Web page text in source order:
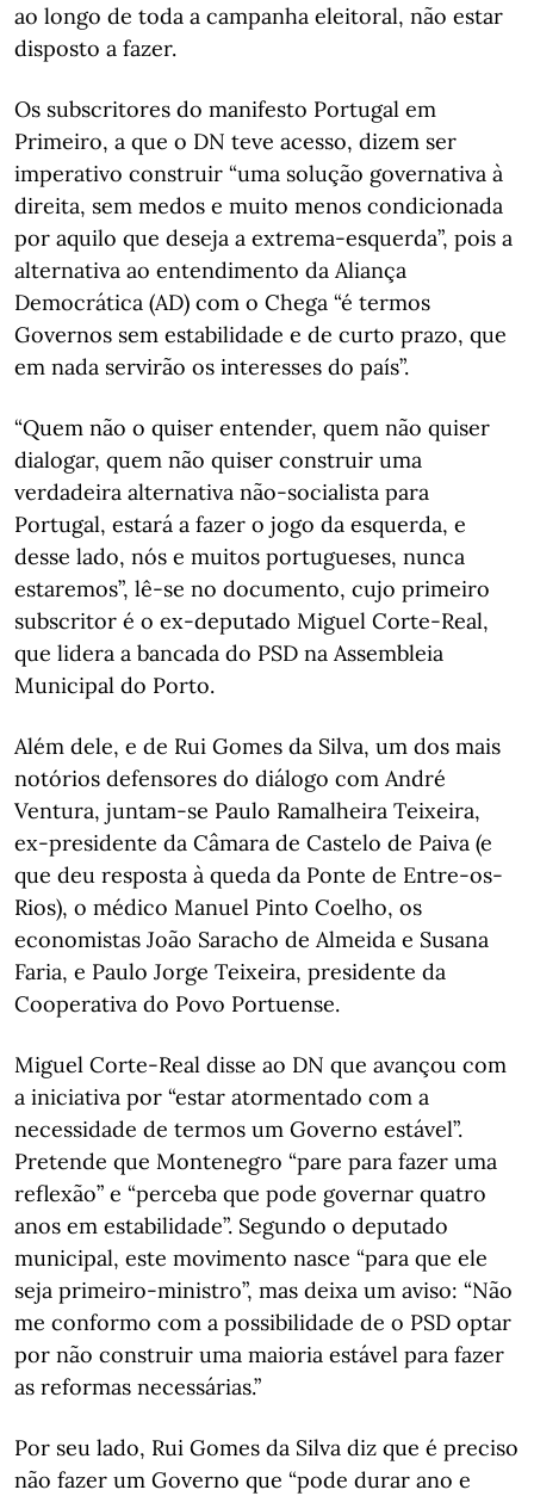
ao longo de toda a campanha eleitoral, não estar
disposto a fazer.
Os subscritores do manifesto Portugal em
Primeiro, a que o DN teve acesso, dizem ser
imperativo construir “uma solução governativa à
direita, sem medos e muito menos condicionada
por aquilo que deseja a extrema-esquerda”, pois a
alternativa ao entendimento da Aliança
Democrática (AD) com o Chega “é termos
Governos sem estabilidade e de curto prazo, que
em nada servirão os interesses do país”.
“Quem não o quiser entender, quem não quiser
dialogar, quem não quiser construir uma
verdadeira alternativa não-socialista para
Portugal, estará a fazer o jogo da esquerda, e
desse lado, nós e muitos portugueses, nunca
estaremos”, lê-se no documento, cujo primeiro
subscritor é o ex-deputado Miguel Corte-Real,
que lidera a bancada do PSD na Assembleia
Municipal do Porto.
Além dele, e de Rui Gomes da Silva, um dos mais
notórios defensores do diálogo com André
Ventura, juntam-se Paulo Ramalheira Teixeira,
ex-presidente da Câmara de Castelo de Paiva (e
que deu resposta à queda da Ponte de Entre-os-
Rios), o médico Manuel Pinto Coelho, os
economistas João Saracho de Almeida e Susana
Faria, e Paulo Jorge Teixeira, presidente da
Cooperativa do Povo Portuense.
Miguel Corte-Real disse ao DN que avançou com
a iniciativa por “estar atormentado com a
necessidade de termos um Governo estável”.
Pretende que Montenegro “pare para fazer uma
reflexão” e “perceba que pode governar quatro
anos em estabilidade”. Segundo o deputado
municipal, este movimento nasce “para que ele
seja primeiro-ministro”, mas deixa um aviso: “Não
me conformo com a possibilidade de o PSD optar
por não construir uma maioria estável para fazer
as reformas necessárias.”
Por seu lado, Rui Gomes da Silva diz que é preciso
não fazer um Governo que “pode durar ano e